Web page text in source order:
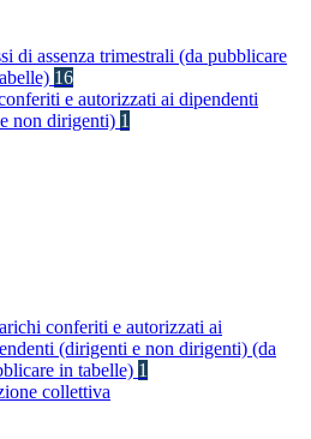
di assenza trimestrali (da pubblicare
16
e autorizzati ai dipendenti
non dirigenti) 1
conferiti e autorizzati ai
(dirigenti e non dirigenti) (da
in tabelle) 1
collettiva